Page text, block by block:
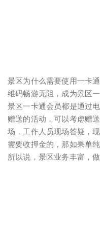
景区为什么需要使用一卡
维码畅游无阻，成为景区
景区一卡通会员都是通过
赠送的活动，可以考虑赠
场，工作人员现场答疑，
需要收押金的，那如果单
所以说，景区业务丰富，